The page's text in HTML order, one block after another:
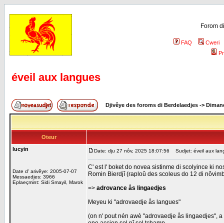
Forom
FAQ
Cweri
éveil aux langues
Djivêye des foroms di Berdelaedjes ->
Oteur
lucyin
Date d' arivêye: 2005-07-07
Messaedjes: 3966
Eplaeçmint: Sidi Smayil, Marok
Date: dju 27 nôv, 2025 18:07:56 Sudjet: éveil aux
C' est l' boket do novea sistinme di scolyince ki
Romin Bierdjî (raploû des scoleus do 12 di
=> adrovance ås lingaedjes
Meyeu ki "adrovaedje ås langues"
(on n' pout nén awè "adrovaedje ås lingaedjes",